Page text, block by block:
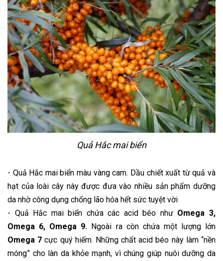
Quả Hắc mai biển
- Quả Hắc mai biển màu vàng cam. Dầu chiết xuất từ quả và
hạt của loài cây này được đưa vào nhiều sản phẩm dưỡng
da nhờ công dụng chống lão hóa hết sức tuyệt vời
- Quả Hắc mai biển chứa các acid béo như Omega 3,
Omega 6, Omega 9. Ngoài ra còn chứa một lượng lớn
Omega 7cực quý hiếm. Những chất acid béo này làm “nền
móng” cho làn da khỏe mạnh, vì chúng giúp nuôi dưỡng da